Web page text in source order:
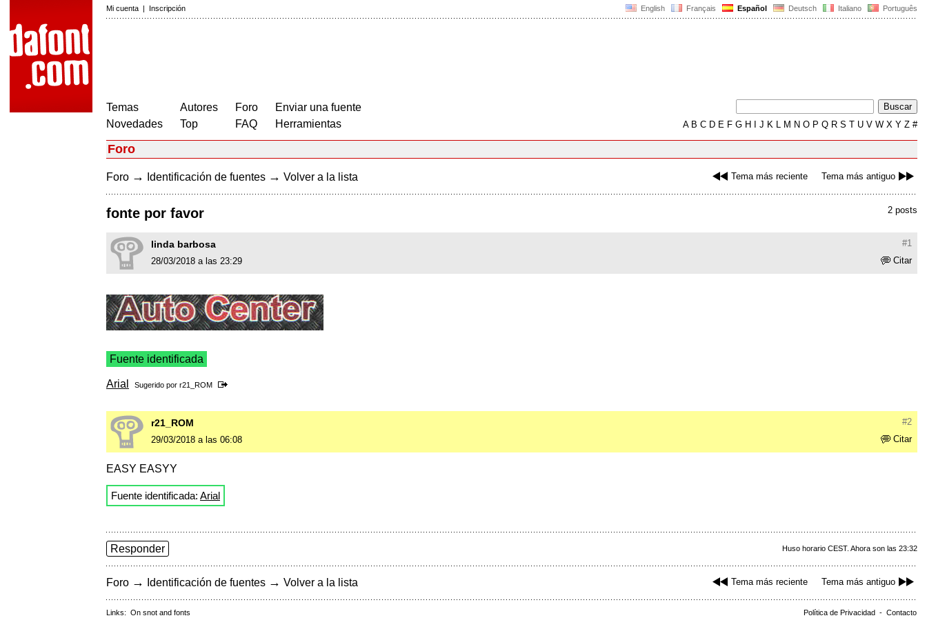
English Français Español Deutsch Italiano Português
Mi cuenta | Inscripción
Temas
Novedades
Autores
Top
Foro
FAQ
Enviar una fuente
Herramientas
AB C D E F G H J K L M N O P Q R S T U V W X Y Z #
Foro
Tema más reciente Tema más antiguo
Foro → Identificación de fuentes → Volver a la lista
2 posts
fonte por favor
#1
linda barbosa
Citar
28/03/2018 a las 23:29
Fuente identificada
Arial Sugerido por r21_ROM
#2
r21_ROM
Citar
29/03/2018 a las 06:08
EASY EASYY
Fuente identificada: Arial
Huso horario CEST. Ahora son las 23:32
Responder
Tema más reciente Tema más antiguo
Foro → Identificación de fuentes → Volver a la lista
Política de Privacidad - Contacto
Links: On snot and fonts